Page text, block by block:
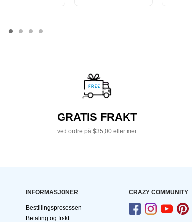
GRATIS FRAKT
ved ordre på $35,00 eller mer
INFORMASJONER
Bestillingsprosessen
Betaling og frakt
CRAZY COMMUNITY